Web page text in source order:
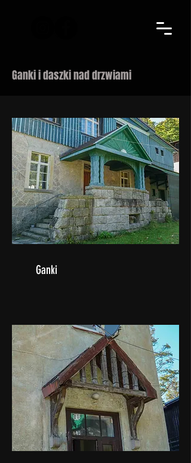
Ganki i daszki nad drzwiami
Ganki